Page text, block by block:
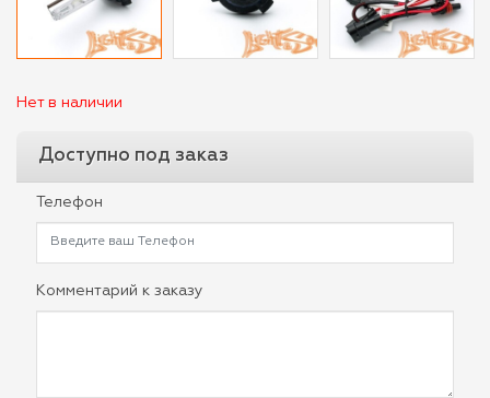
Нет в наличии
Доступно под заказ
Телефон
Комментарий к заказу